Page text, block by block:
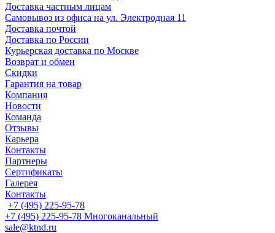
Доставка частным лицам
Самовывоз из офиса на ул. Электродная 11
Доставка почтой
Доставка по России
Курьерская доставка по Москве
Возврат и обмен
Скидки
Гарантия на товар
Компания
Новости
Команда
Отзывы
Карьера
Контакты
Партнеры
Сертификаты
Галерея
Контакты
+7 (495) 225-95-78
+7 (495) 225-95-78 Многоканальный
sale@ktnd.ru